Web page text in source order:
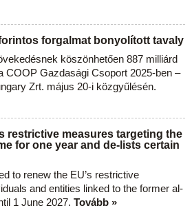
forgalmat bonyolított tavaly
köszönhetően 887 milliárd
COOP Gazdasági Csoport 2025-ben –
Zrt. május 20-i közgyűlésén.
restrictive measures targeting the
for one year and de-lists certain
to renew the EU’s restrictive
and entities linked to the former al-
1 June 2027. Tovább »